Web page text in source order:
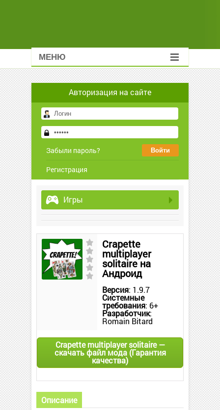
МЕНЮ
Авторизация на сайте
Забыли пароль?
Регистрация
Игры
Crapette
multiplayer
solitaire на
Андроид
Версия: 1.9.7
Системные
требования: 6+
Разработчик:
Romain Bitard
Crapette multiplayer solitaire —
скачать файл мода (Гарантия
качества)
Описание